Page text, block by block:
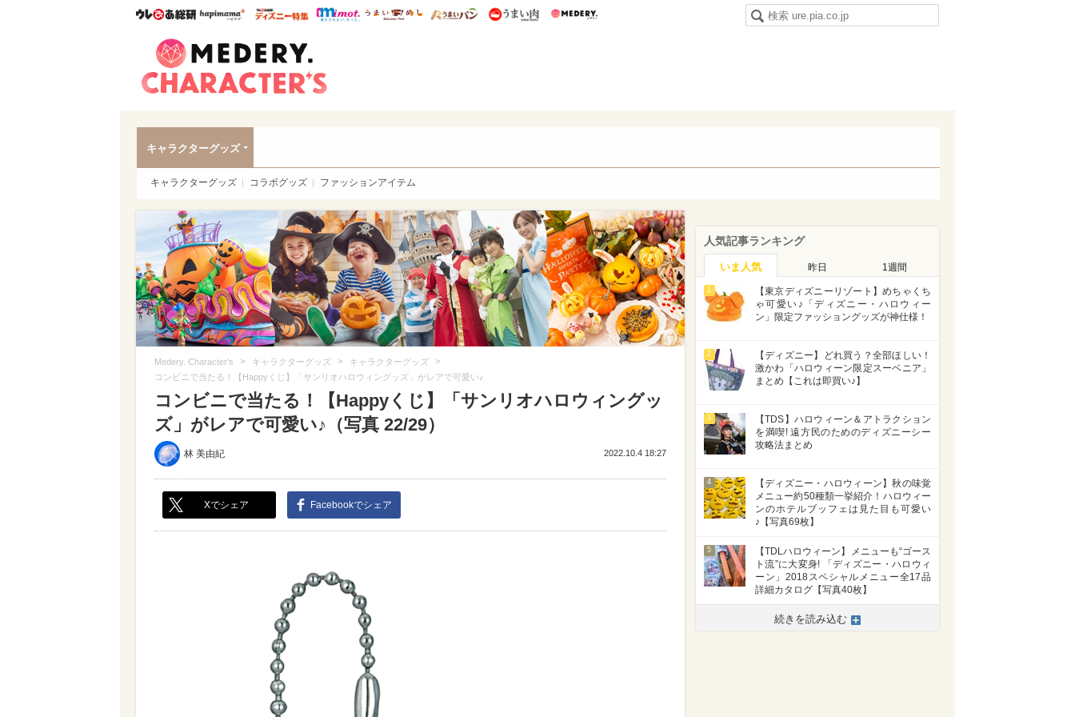
ウレぴあ総研ハピママ* ウレぴあ総研 ディズニー特集
mimot. うまいめし うまいパン うまい肉
キャラクターグッズ
キャラクターグッズ コラボグッズ ファッションアイテム
Medery. Character's > キャラクターグッズ > キャラクターグッズ >
コンビニで当たる！【Happyくじ】「サンリオハロウィングッズ」がレアで可愛い♪
コンビニで当たる！【Happyくじ】「サンリオハロウィングッ
ズ」がレアで可愛い♪（写真 22/29）
林 美由紀 2022.10.4 18:27
Xでシェア Facebookでシェア
人気記事ランキング
いま人気 昨日 1週間
1
【東京ディズニーリゾート】めちゃくち
ゃ可愛い♪「ディズニー・ハロウィー
ン」限定ファッショングッズが神仕様！
2
【ディズニー】どれ買う？全部ほしい！
激かわ「ハロウィーン限定スーベニア」
まとめ【これは即買い♪】
3
【TDS】ハロウィーン＆アトラクション
を満喫! 遠方民のためのディズニーシー
攻略法まとめ
4
【ディズニー・ハロウィーン】秋の味覚
メニュー約50種類一挙紹介！ハロウィー
ンのホテルブッフェは見た目も可愛い
♪【写真69枚】
5
【TDLハロウィーン】メニューも“ゴース
ト流”に大変身! 「ディズニー・ハロウィ
ーン」2018スペシャルメニュー全17品
詳細カタログ【写真40枚】
続きを読み込む